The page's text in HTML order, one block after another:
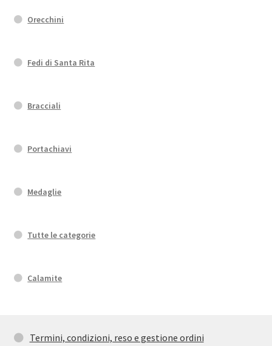
Orecchini
Fedi di Santa Rita
Bracciali
Portachiavi
Medaglie
Tutte le categorie
Calamite
Termini, condizioni, reso e gestione ordini